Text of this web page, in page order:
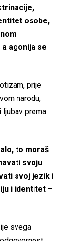
osobe,
a agonija se
prije
narodu,
ljubav prema
to moraš
svoju
svoj jezik i
i identitet –
svega